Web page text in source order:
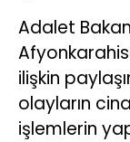
Adalet
ilişkin
olayların
işlemlerin